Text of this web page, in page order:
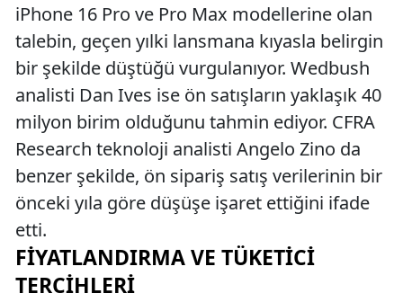
iPhone 16 Pro ve Pro Max modellerine olan
talebin, geçen yılki lansmana kıyasla belirgin
bir şekilde düştüğü vurgulanıyor. Wedbush
analisti Dan Ives ise ön satışların yaklaşık 40
milyon birim olduğunu tahmin ediyor. CFRA
Research teknoloji analisti Angelo Zino da
benzer şekilde, ön sipariş satış verilerinin bir
önceki yıla göre düşüşe işaret ettiğini ifade
etti.
FIYATLANDIRMA VE TÜKETICI
TERCIHLERI